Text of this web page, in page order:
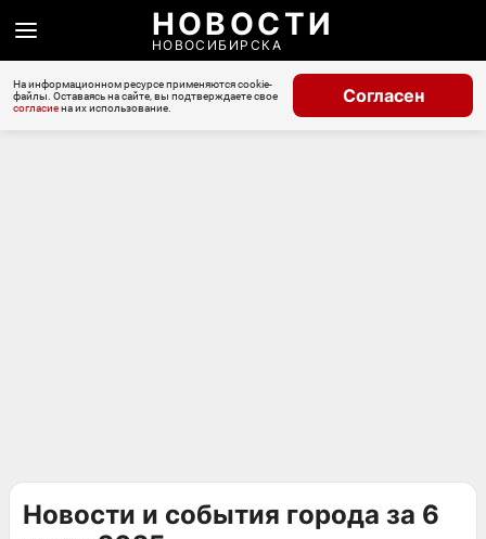
НОВОСТИ
НОВОСИБИРСКА
На информационном ресурсе применяются cookie-
файлы. Оставаясь на сайте, вы подтверждаете свое
согласиена их использование.
Согласен
Новости и события города за 6